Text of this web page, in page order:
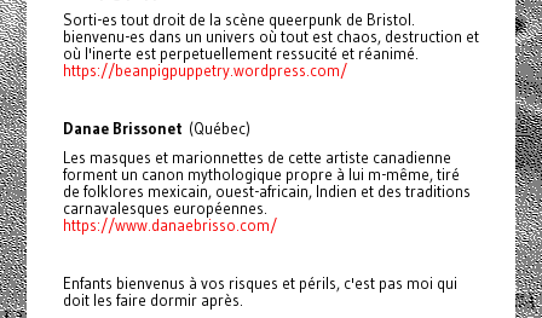
Sorti-es tout droit de la scène queerpunk de Bristol.
bienvenu-es dans un univers où tout est chaos, destruction et
où l'inerte est perpetuellement ressucité et réanimé.
https://beanpigpuppetry.wordpress.com/
Danae Brissonet (Québec)
Les masques et marionnettes de cette artiste canadienne
forment un canon mythologique propre à lui m-même, tiré
de folklores mexicain, ouest-africain, Indien et des traditions
carnavalesques européennes.
https://www.danaebrisso.com/
Enfants bienvenus à vos risques et périls, c'est pas moi qui
doit les faire dormir après.